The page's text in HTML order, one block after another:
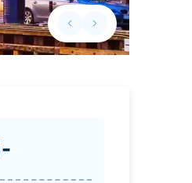
keyboard_arrow_leftPrevious slide
keyboard_arrow_rightNext slide
-